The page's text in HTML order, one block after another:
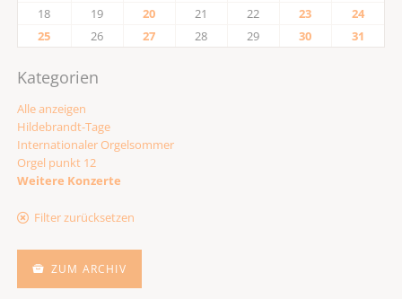
18
19 20 21 22 23
24
25
26 27 28 29 30 31
Kategorien
Alle anzeigen
Hildebrandt-Tage
Internationaler Orgelsommer
Orgel punkt 12
Weitere Konzerte
Filter zurücksetzen
ZUM ARCHIV